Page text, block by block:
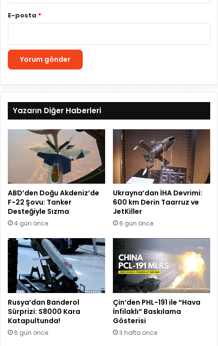
E-posta *
Yazarın Diğer Haberleri
ABD’den Doğu Akdeniz’de
F-22 Şovu: Tanker
Desteğiyle Sızma
4 gün önce
Ukrayna’dan İHA Devrimi:
600 km Derin Taarruz ve
JetKiller
6 gün önce
Rusya’dan Banderol
Sürprizi: S8000 Kara
Katapultunda!
6 gün önce
Çin’den PHL-191 ile “Hava
İnfilaklı” Baskılama
Gösterisi
3 hafta önce